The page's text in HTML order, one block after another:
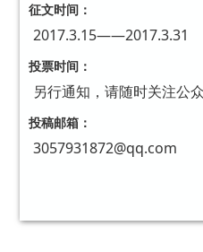
征文时间：
2017.3.15——2017.3.31
投票时间：
另行通知，请随时关注公
投稿邮箱：
3057931872@qq.com